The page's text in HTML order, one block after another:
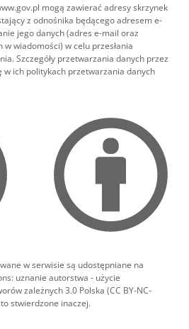
mogą zawierać adresy skrzynek
z odnośnika będącego adresem e-
jego danych (adres e-mail oraz
wiadomości) w celu przesłania
Szczegóły przetwarzania danych przez
w ich politykach przetwarzania danych
w serwisie są udostępniane na
uznanie autorstwa - użycie
zależnych 3.0 Polska (CC BY-NC-
stwierdzone inaczej.